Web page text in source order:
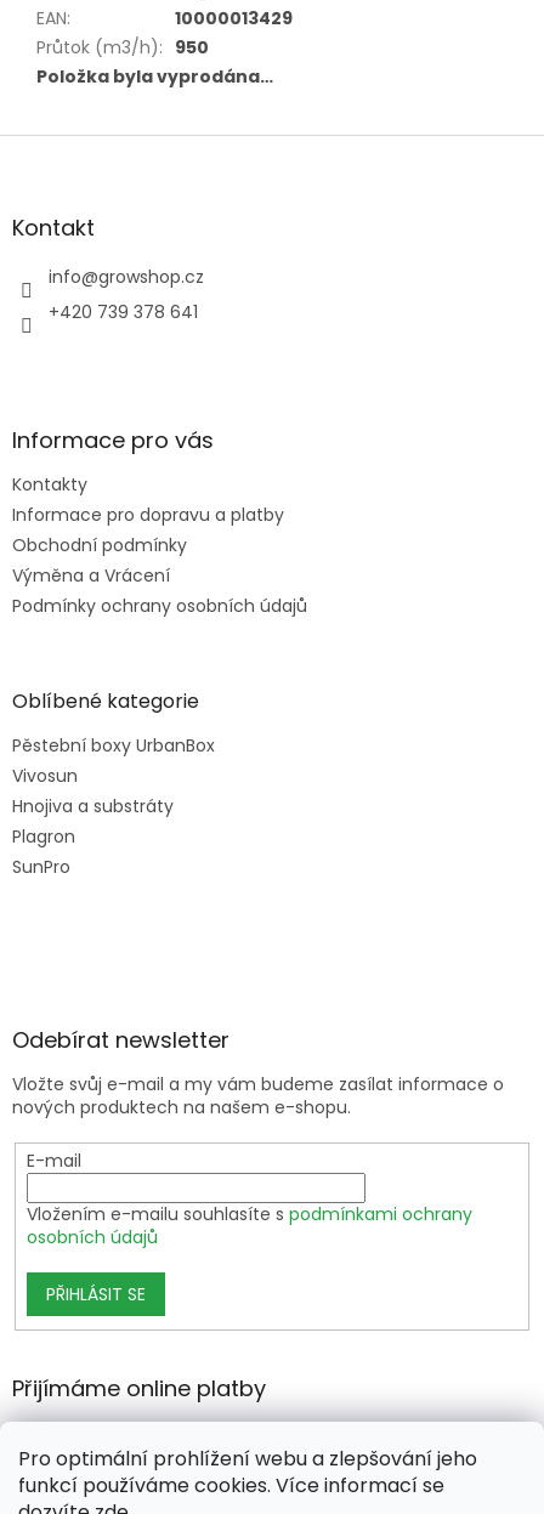
Pro optimální prohlížení webu a zlepšování jeho
funkcí používáme cookies. Více informací se
EAN:
10000013429
Průtok (m3/h): 950
Položka byla vyprodána…
Z
aKontakt
info@growshop.cz
+420 739 378 641
Informace pro vás
Kontakty
Informace pro dopravu a platby
Obchodní podmínky
Výměna a Vrácení
Podmínky ochrany osobních údajů
Oblíbené kategorie
Pěstební boxy UrbanBox
Vivosun
Hnojiva a substráty
Plagron
SunPro
Odebírat newsletter
Vložte svůj e-mail a my vám budeme zasílat informace o
nových produktech na našem e-shopu.
E-mail
Vložením e-mailu souhlasíte s podmínkami ochrany
osobních údajů
PŘIHLÁSIT SE
Přijímáme online platby